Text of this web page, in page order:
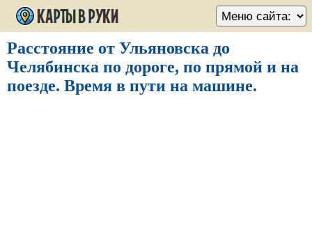
Расстояние от Ульяновска до
Челябинска по дороге, по прямой и на
поезде. Время в пути на машине.